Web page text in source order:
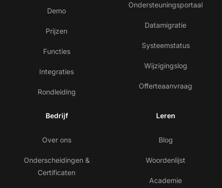
Demo
Prijzen
Functies
Integraties
Rondleiding
Ondersteuningsportaal
Datamigratie
Systeemstatus
Wijzigingslog
Offerteaanvraag
Bedrijf
Over ons
Onderscheidingen &
Certificaten
Leren
Blog
Woordenlijst
Academie